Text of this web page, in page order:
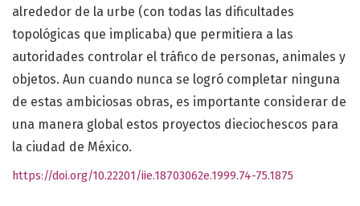
alrededor de la urbe (con todas las dificultades
topológicas que implicaba) que permitiera a las
autoridades controlar el tráfico de personas, animales y
objetos. Aun cuando nunca se logró completar ninguna
de estas ambiciosas obras, es importante considerar de
una manera global estos proyectos dieciochescos para
la ciudad de México.
https://doi.org/10.22201/iie.18703062e.1999.74-75.1875